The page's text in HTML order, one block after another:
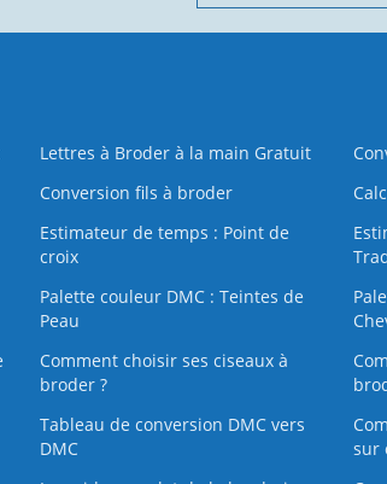
Lettres à Broder à la main Gratuit
Conversion fils à broder
Estimateur de temps : Point de
croix
Palette couleur DMC : Teintes de
Peau
Comment choisir ses ciseaux à
broder ?
Tableau de conversion DMC vers
DMC
sur